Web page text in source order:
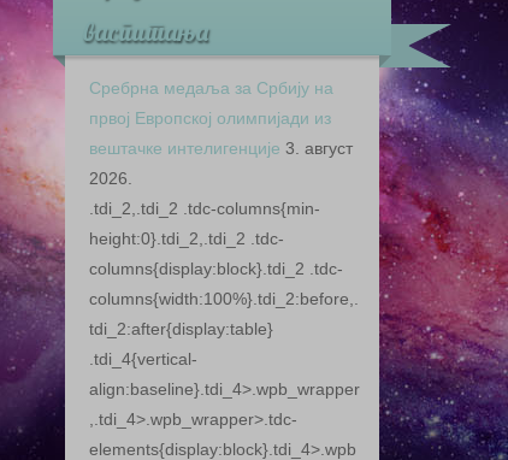
васпитања
Сребрна медаља за Србију на
првој Европској олимпијади из
вештачке интелигенције 3. август
2026.
.tdi_2,.tdi_2 .tdc-columns{min-
height:0}.tdi_2,.tdi_2 .tdc-
columns{display:block}.tdi_2 .tdc-
columns{width:100%}.tdi_2:before,.
tdi_2:after{display:table}
.tdi_4{vertical-
align:baseline}.tdi_4>.wpb_wrapper
,.tdi_4>.wpb_wrapper>.tdc-
elements{display:block}.tdi_4>.wpb